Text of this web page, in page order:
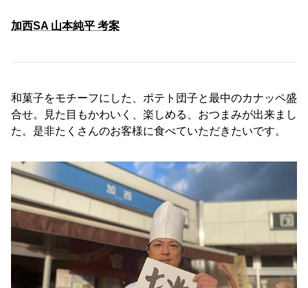
加西SA 山本純平 考案
和菓子をモチーフにした、ポテト団子と最中のカナッペ盛
合せ。見た目もかわいく、楽しめる、おつまみが出来まし
た。是非たくさんのお客様に食べていただきたいです。